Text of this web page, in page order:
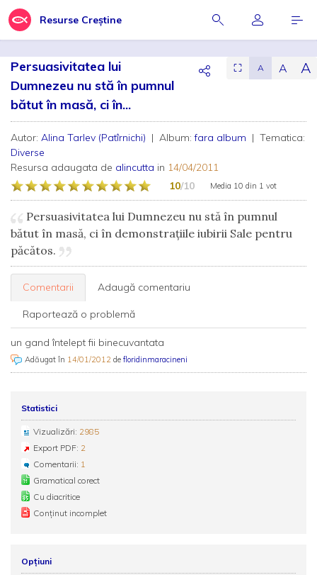
Resurse Creștine
Persuasivitatea lui
Dumnezeu nu stă în pumnul
bătut în masă, ci în...
⛶ A A A
Autor: Alina Tarlev (Patîrnichi) | Album:fara album | Tematica:
Diverse
Resursa adaugata de alincutta in 14/04/2011
10/10 Media 10 din 1 vot
Persuasivitatea lui Dumnezeu nu stă în pumnul
bătut în masă, ci în demonstrațiile iubirii Sale pentru
păcătos.
Comentarii Adaugă comentariu
Raportează o problemă
un gand întelept fii binecuvantata
Adăugat în 14/01/2012 de floridinmaracineni
Statistici
Vizualizări: 2985
Export PDF: 2
Comentarii: 1
Gramatical corect
Cu diacritice
Conținut incomplet
Opțiuni